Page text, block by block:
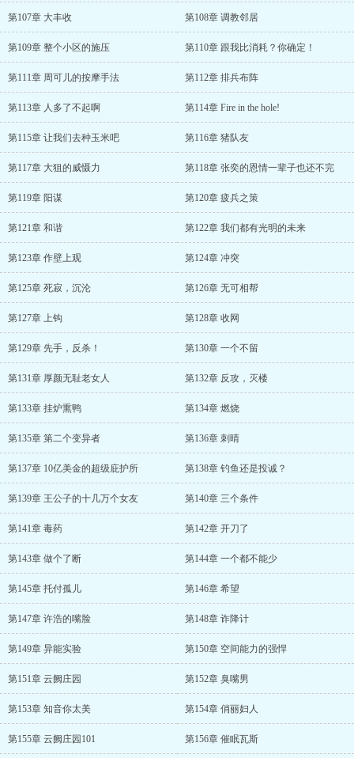
第107章 大丰收 第108章 调教邻居
第109章 整个小区的施压 第110章 跟我比消耗？你确定！
第111章 周可儿的按摩手法 第112章 排兵布阵
第113章 人多了不起啊 第114章 Fire in the hole!
第115章 让我们去种玉米吧 第116章 猪队友
第117章 大狙的威慑力 第118章 张奕的恩情一辈子也还不完
第119章 阳谋 第120章 疲兵之策
第121章 和谐 第122章 我们都有光明的未来
第123章 作壁上观 第124章 冲突
第125章 死寂，沉沦 第126章 无可相帮
第127章 上钩 第128章 收网
第129章 先手，反杀！ 第130章 一个不留
第131章 厚颜无耻老女人 第132章 反攻，灭楼
第133章 挂炉熏鸭 第134章 燃烧
第135章 第二个变异者 第136章 刺晴
第137章 10亿美金的超级庇护所 第138章 钓鱼还是投诚？
第139章 王公子的十几万个女友 第140章 三个条件
第141章 毒药 第142章 开刀了
第143章 做个了断 第144章 一个都不能少
第145章 托付孤儿 第146章 希望
第147章 许浩的嘴脸 第148章 诈降计
第149章 异能实验 第150章 空间能力的强悍
第151章 云阙庄园 第152章 臭嘴男
第153章 知音你太美 第154章 俏丽妇人
第155章 云阙庄园101 第156章 催眠瓦斯